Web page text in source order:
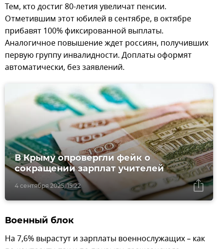
Тем, кто достиг 80-летия увеличат пенсии.
Отметившим этот юбилей в сентябре, в октябре
прибавят 100% фиксированной выплаты.
Аналогичное повышение ждет россиян, получивших
первую группу инвалидности. Доплаты оформят
автоматически, без заявлений.
4 сентября 2025, 15:22
В Крыму опровергли фейк о
сокращении зарплат учителей
Военный блок
На 7,6% вырастут и зарплаты военнослужащих – как